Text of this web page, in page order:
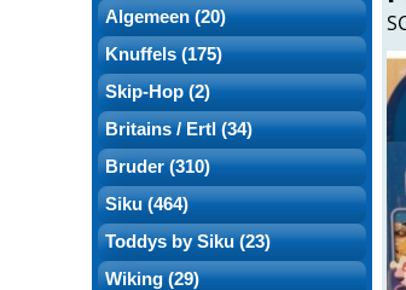
Algemeen (20)
Knuffels (175)
Skip-Hop (2)
Britains / Ertl (34)
Bruder (310)
Siku (464)
Toddys by Siku (23)
Wiking (29)